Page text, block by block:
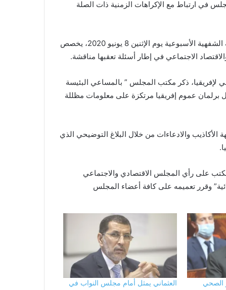
في ارتباط مع الإكراهات الزمنية ذات الصلة
وبخصوص العمل الرقابي، قرر مكتب المجلس عقد جلسة الأسئلة الشفهية الأسبوعية يوم الإثنين 8 يونيو 2020، يخصص
الاجتماعي في إطار أسئلة تعقبها مناقشة.
لإفريقيا، ذكر مكتب المجلس ” بالمساعي البئيسة
برلمان عموم إفريقيا مرتكزة على معلومات مظللة
الأكاذيب والادعاءات من خلال البلاغ التوضيحي الذي
على رأي المجلس الاقتصادي والاجتماعي
وقرر تعميمه على كافة أعضاء المجلس
الصحي
العثماني يمثل أمام مجلس النواب في